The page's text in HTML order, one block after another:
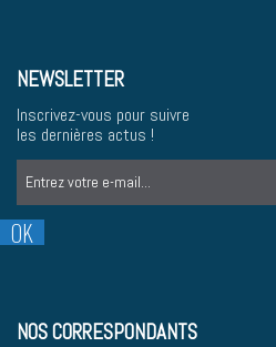
NEWSLETTER
Inscrivez-vous pour suivre
les dernières actus !
NOS CORRESPONDANTS